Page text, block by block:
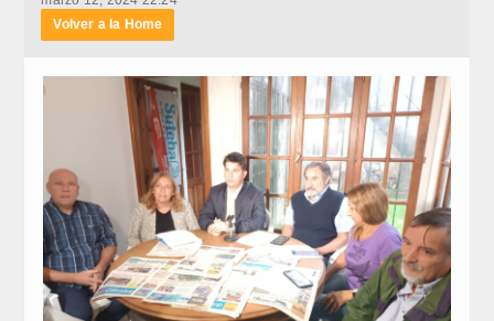
Volver a la Home